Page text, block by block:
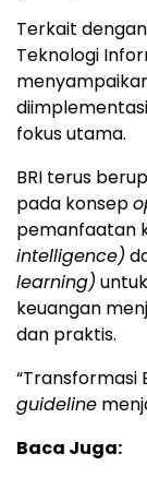
Terkait
Teknologi
fokus utama.
BRI terus
pada konsep
pemanfaatan
intelligence)
learning)
keuangan
dan praktis.
“Transformasi
guideline
Baca Juga: